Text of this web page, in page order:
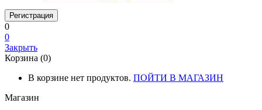
0
0
Закрыть
Корзина (0)
В корзине нет продуктов. ПОЙТИ В МАГАЗИН
Магазин